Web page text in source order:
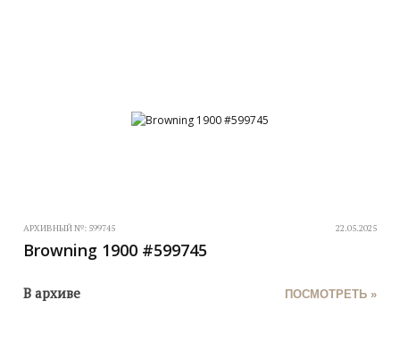
АРХИВНЫЙ №: 599745 22.05.2025
Browning 1900 #599745
В архиве ПОСМОТРЕТЬ »